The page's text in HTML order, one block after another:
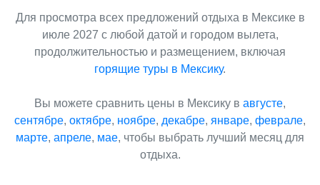
Для просмотра всех предложений отдыха в Мексике в
июле 2027 с любой датой и городом вылета,
продолжительностью и размещением, включая
горящие туры в Мексику.
Вы можете сравнить цены в Мексику в августе,
сентябре, октябре, ноябре, декабре, январе, феврале,
марте, апреле, мае, чтобы выбрать лучший месяц для
отдыха.